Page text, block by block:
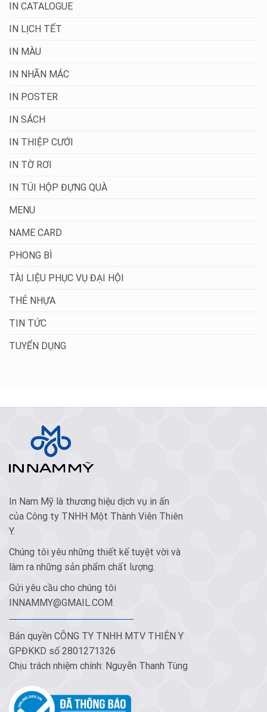
IN CATALOGUE
IN LỊCH TẾT
IN MÀU
IN NHÃN MÁC
IN POSTER
IN SÁCH
IN THIỆP CƯỚI
IN TỜ RƠI
IN TÚI HỘP ĐỰNG QUÀ
MENU
NAME CARD
PHONG BÌ
TÀI LIỆU PHỤC VỤ ĐẠI HỘI
THẺ NHỰA
TIN TỨC
TUYỂN DỤNG
In Nam Mỹ là thương hiệu dịch vụ in ấn
của Công ty TNHH Một Thành Viên Thiên
Y.
Chúng tôi yêu những thiết kế tuyệt vời và
làm ra những sản phẩm chất lượng.
Gửi yêu cầu cho chúng tôi
INNAMMY@GMAIL.COM.
Bản quyền CÔNG TY TNHH MTV THIÊN Y
GPĐKKD số 2801271326
Chịu trách nhiệm chính: Nguyễn Thanh Tùng